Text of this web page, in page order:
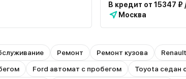
В кредит от 15347 ₽
Москва
Ремонт Ремонт кузова
Ford автомат с пробегом
Toyota седан